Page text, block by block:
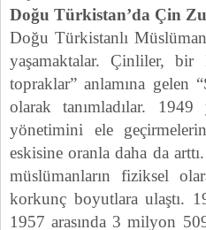
Doğu Türkistan’da Çin
Doğu Türkistanlı
yaşamaktalar. Çinliler, bir
topraklar” anlamına gelen
olarak tanımladılar.
yönetimini ele
eskisine oranla daha da
müslümanların fiziksel
korkunç boyutlara ulaştı.
1957 arasında 3 milyon